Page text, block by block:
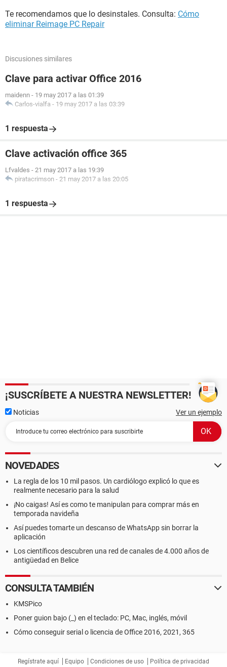
Te recomendamos que lo desinstales. Consulta: Cómo
eliminar Reimage PC Repair
Discusiones similares
Clave para activar Office 2016
maidenn - 19 may 2017 a las 01:39
Carlos-vialfa - 19 may 2017 a las 03:39
1 respuesta
Clave activación office 365
Lfvaldes - 21 may 2017 a las 19:39
piratacrimson - 21 may 2017 a las 20:05
1 respuesta
¡SUSCRÍBETE A NUESTRA NEWSLETTER!
Noticias Ver un ejemplo
NOVEDADES
La regla de los 10 mil pasos. Un cardiólogo explicó lo que es
realmente necesario para la salud
¡No caigas! Así es como te manipulan para comprar más en
temporada navideña
Así puedes tomarte un descanso de WhatsApp sin borrar la
aplicación
Los científicos descubren una red de canales de 4.000 años de
antigüedad en Belice
CONSULTA TAMBIÉN
KMSPico
Poner guion bajo (_) en el teclado: PC, Mac, inglés, móvil
Cómo conseguir serial o licencia de Office 2016, 2021, 365
Regístrate aquí Equipo Condiciones de uso Política de privacidad